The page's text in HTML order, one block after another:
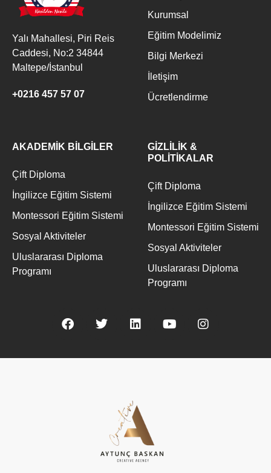
Yalı Mahallesi, Piri Reis
Caddesi, No:2 34844
Maltepe/İstanbul
+0216 457 57 07
Kurumsal
Eğitim Modelimiz
Bilgi Merkezi
İletişim
Ücretlendirme
AKADEMİK BİLGİLER
Çift Diploma
İngilizce Eğitim Sistemi
Montessori Eğitim Sistemi
Sosyal Aktiviteler
Uluslararası Diploma
Programı
GİZLİLİK &
POLİTİKALAR
Çift Diploma
İngilizce Eğitim Sistemi
Montessori Eğitim Sistemi
Sosyal Aktiviteler
Uluslararası Diploma
Programı